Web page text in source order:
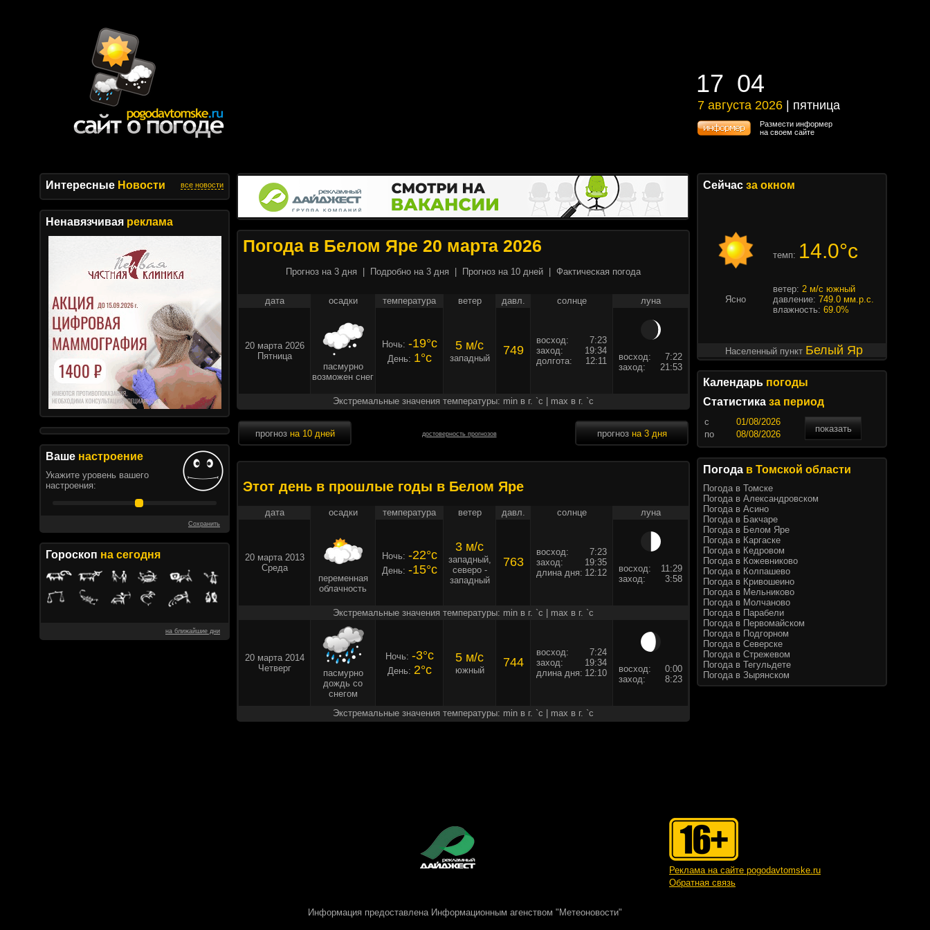
17 04
17 04
7 августа 2026 | пятница
7 августа 2026 | пятница
Размести информер
на своем сайте
Интересные Новости все новости
Ненавязчивая реклама
Ваше настроение
Укажите уровень вашего
настроения:
Сохранить
Гороскоп на сегодня
на ближайшие дни
Погода в Белом Яре 20 марта 2026
Прогноз на 3 дня Подробно на 3 дня Прогноз на 10 дней Фактическая погода
дата осадки температура ветер давл. солнце луна
20 марта 2026
Пятница
пасмурно
возможен снег
Ночь: -19°c
День: 1°c
5 м/c
западный
749
восход:
7:23
заход:
19:34
долгота:
12:11 восход:
7:22
заход:
21:53
Экстремальные значения температуры: min в г. `c | max в г. `c
прогноз на 10 дней достоверность прогнозов прогноз на 3 дня
Этот день в прошлые годы в Белом Яре
дата осадки температура ветер давл. солнце луна
20 марта 2013
Среда
переменная
облачность
Ночь: -22°c
День: -15°c
3 м/c
западный,
северо -
западный
763
восход:
7:23
заход:
19:35
длина дня: 12:12 восход:
11:29
заход:
3:58
Экстремальные значения температуры: min в г. `c | max в г. `c
20 марта 2014
Четверг
пасмурно
дождь со
снегом
Ночь: -3°c
День: 2°c
5 м/c
южный
744
восход:
7:24
заход:
19:34
длина дня: 12:10 восход:
0:00
заход:
8:23
Экстремальные значения температуры: min в г. `c | max в г. `c
Сейчас за окном
темп: 14.0°c
Ясно
ветер: 2 м/с южный
давление: 749.0 мм.р.с.
влажность: 69.0%
Населенный пункт Белый Яр
Календарь погоды
Статистика за период
c
показать
по
Погода в Томской области
Погода в Томске
Погода в Александровском
Погода в Асино
Погода в Бакчаре
Погода в Белом Яре
Погода в Каргаске
Погода в Кедровом
Погода в Кожевниково
Погода в Колпашево
Погода в Кривошеино
Погода в Мельниково
Погода в Молчаново
Погода в Парабели
Погода в Первомайском
Погода в Подгорном
Погода в Северске
Погода в Стрежевом
Погода в Тегульдете
Погода в Зырянском
Реклама на сайте pogodavtomske.ru
Обратная связь
Информация предоставлена Информационным агенством "Метеоновости"